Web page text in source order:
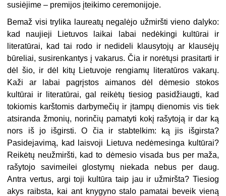
susiėjime – premijos įteikimo ceremonijoje.
Bemaž visi trylika laureatų negalėjo užmiršti vieno dalyko:
kad naujieji Lietuvos laikai labai nedėkingi kultūrai ir
literatūrai, kad tai rodo ir nedideli klausytojų ar klausėjų
būreliai, susirenkantys į vakarus. Čia ir norėtųsi prasitarti ir
dėl šio, ir dėl kitų Lietuvoje rengiamų literatūros vakarų.
Kaži ar labai pagrįstos aimanos dėl dė­mesio stokos
kultūrai ir literatūrai, gal reikėtų tiesiog pasidžiaugti, kad
tokiomis karštomis darbymečių ir įtampų dienomis vis tiek
atsiranda žmonių, norinčių pamatyti kokį rašytoją ir dar ką
nors iš jo išgirsti. O čia ir stabtelkim: ką jis išgirsta?
Pasidejavimą, kad lais­voji Lietuva nedėmesinga kultūrai?
Reikėtų neužmiršti, kad to dėmesio visada bus per maža,
rašytojo savimeilei glostymų nieka­da nebus per daug.
Antra vertus, argi toji kultūra taip jau ir užmiršta? Tiesiog
akys raibsta, kai ant knygyno stalo pamatai be­veik vieną